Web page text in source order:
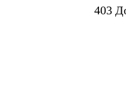
403